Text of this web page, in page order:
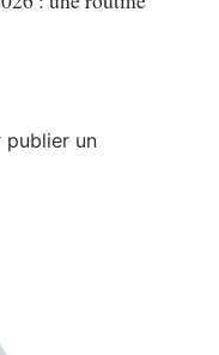
publier un